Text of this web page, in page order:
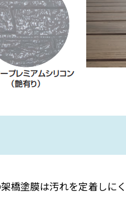
橋塗膜は汚れを定着しにく